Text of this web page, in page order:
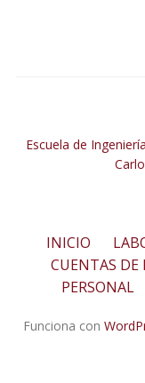
Escuela de
INICIO
CUENTAS DE
PERSONAL
Funciona con